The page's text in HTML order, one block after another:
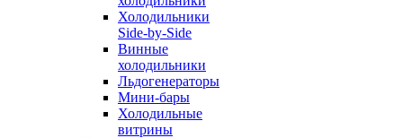
Холодильники
Side-by-Side
Винные
холодильники
Льдогенераторы
Мини-бары
Холодильные
витрины